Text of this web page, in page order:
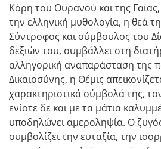
Κόρη του Ουρανού και της
την ελληνική μυθολογία, η θεά
Σύντροφος και σύμβουλος του
δεξιών του, συμβάλλει στη
αλληγορική αναπαράσταση της
Δικαιοσύνης, η Θέμις
χαρακτηριστικά σύμβολά της,
ενίοτε δε και με τα μάτια
υποδηλώνει αμεροληψία. Ο
συμβολίζει την ευταξία, την